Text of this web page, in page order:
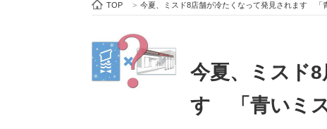
ビジネスと働き方のヒント
ITエンジニア向け専門サイト 企業向けIT製
TOP > 今夏、ミスド8店舗が冷たくなって発見されます 「
今夏、ミスド
す 「青いミ